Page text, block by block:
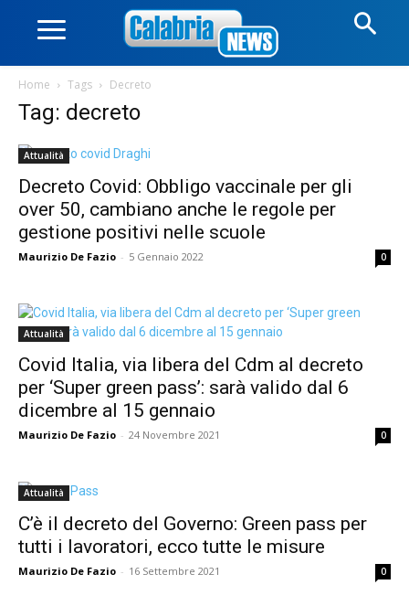
Home Tags Decreto
Tag: decreto
Attualità
Decreto Covid: Obbligo vaccinale per gli
over 50, cambiano anche le regole per
gestione positivi nelle scuole
Maurizio De Fazio - 5 Gennaio 2022 0
Attualità
Covid Italia, via libera del Cdm al decreto
per ‘Super green pass’: sarà valido dal 6
dicembre al 15 gennaio
Maurizio De Fazio - 24 Novembre 2021 0
Attualità
C’è il decreto del Governo: Green pass per
tutti i lavoratori, ecco tutte le misure
Maurizio De Fazio - 16 Settembre 2021 0